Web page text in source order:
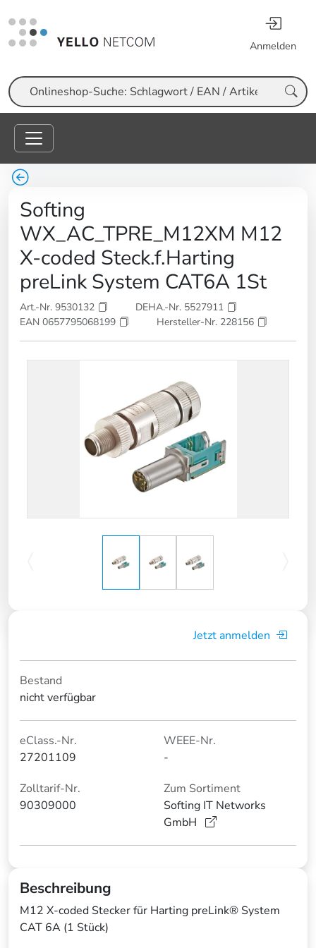
Anmelden
Suche
Softing
WX_AC_TPRE_M12XM M12
X-coded Steck.f.Harting
preLink System CAT6A 1St
Art.-Nr. 9530132
DEHA.-Nr. 5527911
EAN 0657795068199
Hersteller-Nr. 228156
Jetzt anmelden
Bestand
nicht verfügbar
eClass.-Nr.
27201109
WEEE-Nr.
-
Zolltarif-Nr.
90309000
Zum Sortiment
Softing IT Networks
GmbH
Beschreibung
M12 X-coded Stecker für Harting preLink® System
CAT 6A (1 Stück)